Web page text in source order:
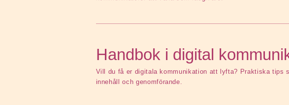
Handbok i digital
Vill du få er digitala kommunikation att lyfta? Praktiska tips
innehåll och genomförande.